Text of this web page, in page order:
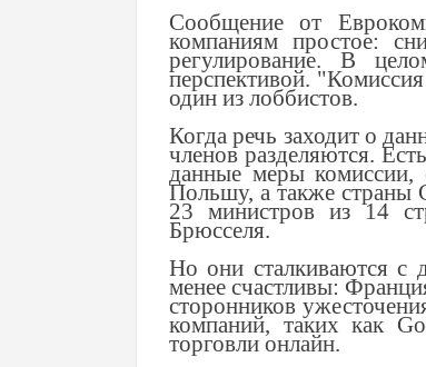
Сообщение от
компаниям простое:
регулирование. В
перспективой.
один из лоббистов.
Когда речь заходит о
членов разделяются.
данные меры
Польшу, а также страны
23 министров из 14
Брюсселя.
Но они сталкиваются с
менее счастливы:
сторонников
компаний, таких как
торговли онлайн.